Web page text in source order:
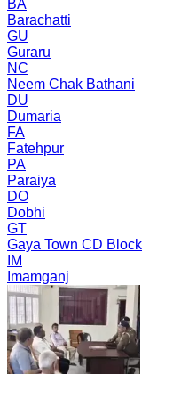
BA
Barachatti
GU
Guraru
NC
Neem Chak Bathani
DU
Dumaria
FA
Fatehpur
PA
Paraiya
DO
Dobhi
GT
Gaya Town CD Block
IM
Imamganj